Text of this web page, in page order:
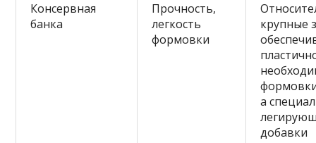
Консервная
банка
Прочность,
легкость
формовки
крупные
а
добавки